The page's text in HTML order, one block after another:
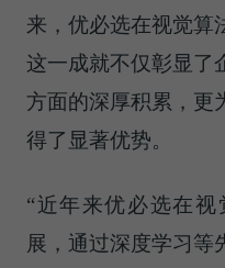
来，优必选在视觉算
这一成就不仅彰显了
方面的深厚积累，更
得了显著优势。
“近年来优必选在
展，通过深度学习等